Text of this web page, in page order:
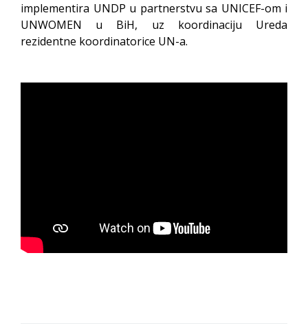
implementira UNDP u partnerstvu sa UNICEF-om i
UNWOMEN u BiH, uz koordinaciju Ureda
rezidentne koordinatorice UN-a.